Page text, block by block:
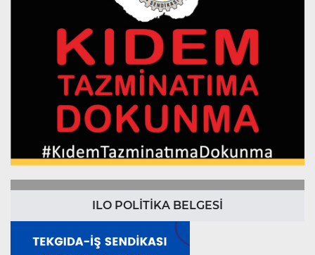
ILO POLİTİKA BELGESİ